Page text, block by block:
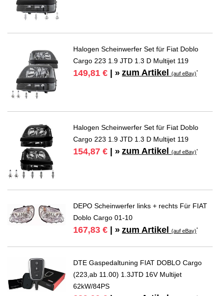
Halogen Scheinwerfer Set für Fiat Doblo
Cargo 223 1.9 JTD 1.3 D Multijet 119
149,81 € | » zum Artikel(auf eBay)*
Halogen Scheinwerfer Set für Fiat Doblo
Cargo 223 1.9 JTD 1.3 D Multijet 119
154,87 € | » zum Artikel(auf eBay)*
DEPO Scheinwerfer links + rechts Für FIAT
Doblo Cargo 01-10
167,83 € | » zum Artikel(auf eBay)*
DTE Gaspedaltuning FIAT DOBLO Cargo
(223,ab 11.00) 1.3JTD 16V Multijet
62kW/84PS